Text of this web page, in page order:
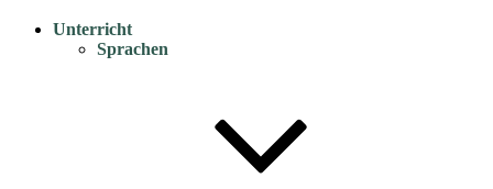
Unterricht
Sprachen